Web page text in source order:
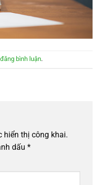
đăng bình luận.
hiển thị công khai.
dấu *